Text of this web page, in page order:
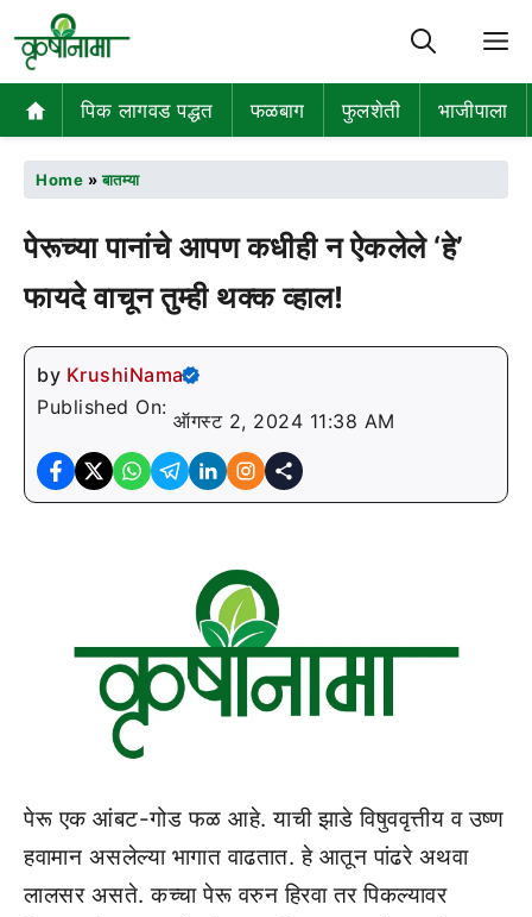
पिक लागवड पद्धत फळबाग फुलशेती भाजीपाला
Home »बातम्या
पेरूच्या पानांचे आपण कधीही न ऐकलेले ‘हे’
फायदे वाचून तुम्ही थक्क व्हाल!
by KrushiNama
Published On:
ऑगस्ट 2, 2024 11:38 AM
पेरू एक आंबट-गोड फळ आहे. याची झाडे विषुववृत्तीय व उष्ण
हवामान असलेल्या भागात वाढतात. हे आतून पांढरे अथवा
लालसर असते. कच्चा पेरू वरुन हिरवा तर पिकल्यावर